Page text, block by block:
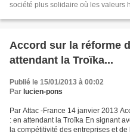
société plus solidaire où les valeurs
choqué de voir s’installer l’école
de le défendre
Accord sur la réforme
attendant la Troïka...
Publié le 15/01/2013 à 00:02
Par lucien-pons
Par Attac -France 14 janvier 2013
: en attendant la Troïka En signant
la compétitivité des entreprises et